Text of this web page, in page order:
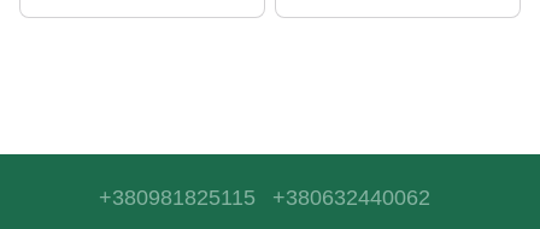
+380981825115 +380632440062